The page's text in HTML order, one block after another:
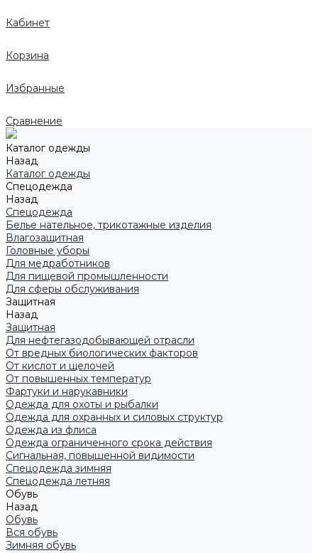
Кабинет
Корзина
Избранные
Сравнение
Каталог одежды
Назад
Каталог одежды
Спецодежда
Назад
Спецодежда
Белье нательное, трикотажные изделия
Влагозащитная
Головные уборы
Для медработников
Для пищевой промышленности
Для сферы обслуживания
Защитная
Назад
Защитная
Для нефтегазодобывающей отрасли
От вредных биологических факторов
От кислот и щелочей
От повышенных температур
Фартуки и нарукавники
Одежда для охоты и рыбалки
Одежда для охранных и силовых структур
Одежда из флиса
Одежда ограниченного срока действия
Сигнальная, повышенной видимости
Спецодежда зимняя
Спецодежда летняя
Обувь
Назад
Обувь
Вся обувь
Зимняя обувь